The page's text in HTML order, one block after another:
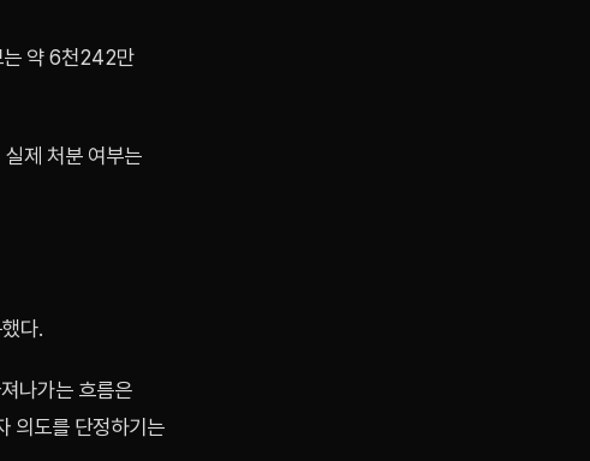
는 약 6천242만
제 처분 여부는
다.
나가는 흐름은
의도를 단정하기는